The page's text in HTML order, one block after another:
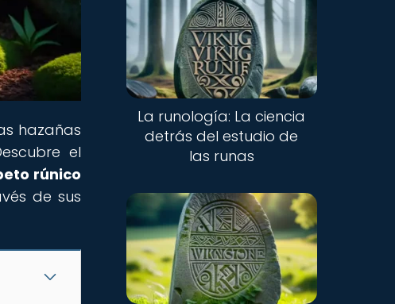
hazañas
el
rúnico
de sus
La runología: La ciencia
detrás del estudio de
las runas